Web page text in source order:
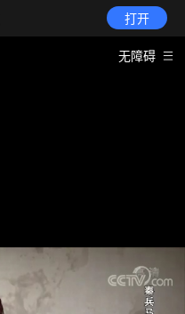
打开
无障碍